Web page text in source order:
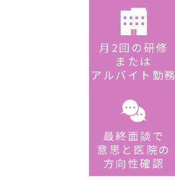
月2回の研修
または
アルバイト勤務
最終面談で
意思と医院の
方向性確認